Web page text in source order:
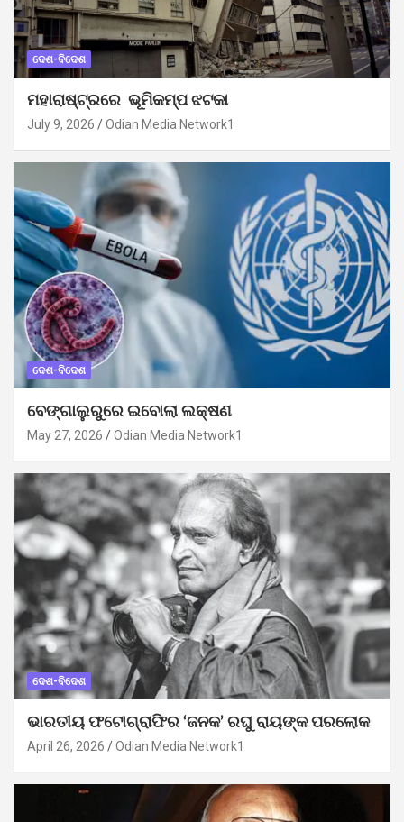
ଦେଶ-ବିଦେଶ
ମହାରାଷ୍ଟ୍ରରେ ଭୂମିକମ୍ପ ଝଟକା
July 9, 2026 Odian Media Network1
ଦେଶ-ବିଦେଶ
ବେଙ୍ଗାଲୁରୁରେ ଇବୋଲା ଲକ୍ଷଣ
May 27, 2026 Odian Media Network1
ଦେଶ-ବିଦେଶ
ଭାରତୀୟ ଫଟୋଗ୍ରାଫିର ‘ଜନକ’ ରଘୁ ରାୟଙ୍କ ପରଲୋକ
April 26, 2026 Odian Media Network1